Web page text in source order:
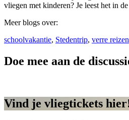
vliegen met kinderen? Je leest het in
Meer blogs over:
schoolvakantie, Stedentrip, verre reizen
Doe mee aan de
Vind je vliegtickets